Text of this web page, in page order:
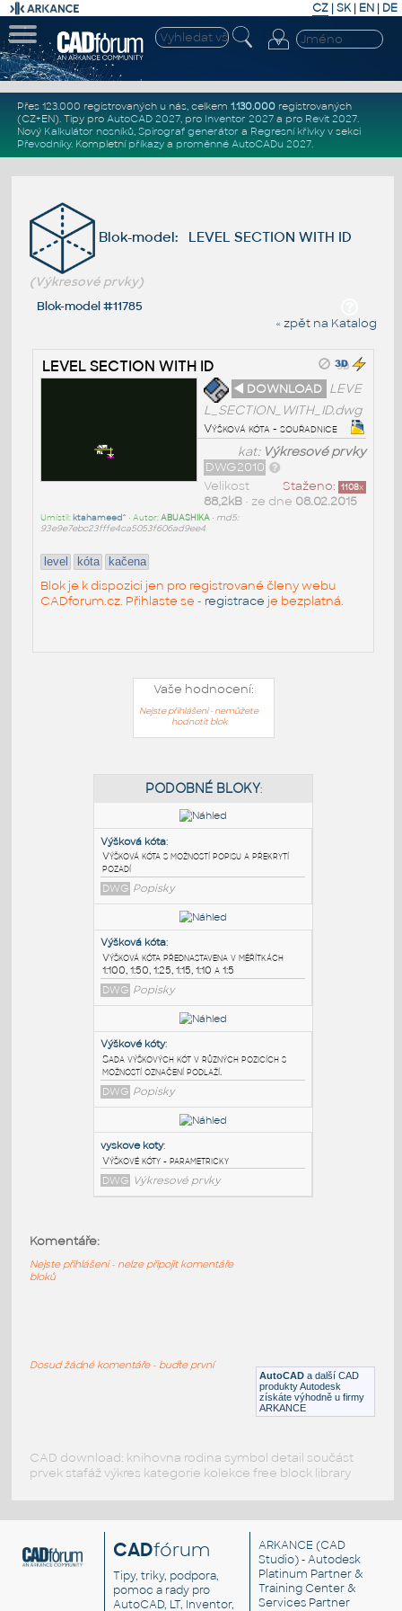
CZ | SK| EN | DE
Přes 123.000 registrovaných u nás, celkem 1.130.000registrovaných
(CZ+EN). Tipy pro AutoCAD 2027, pro Inventor 2027a pro Revit 2027.
Nový Kalkulátor nosníků, Spirograf generátor a Regresní křivkyv sekci
Převodníky. Kompletní příkazya proměnné AutoCADu 2027.
Blok-model: LEVEL SECTION WITH ID
(Výkresové prvky)
Blok-model #11785
« zpět na Katalog
LEVEL SECTION WITH ID
◄ DOWNLOAD LEVE
L_SECTION_WITH_ID.dwg
Výšková kóta - souřadnice
kat: Výkresové prvky
DWG2010
Staženo: 1108x
Velikost
88,2kB• ze dne 08.02.2015
Umístil: ktahameed^ • Autor:ABUASHIKA• md5:
93e9e7ebc23fffe4ca5053f606ad9ee4
level kóta kačena
Blok je k dispozici jen pro registrované členy webu
CADforum.cz. Přihlaste se - registrace je bezplatná.
Vaše hodnocení:
Nejste přihlášeni - nemůžete
hodnotit blok
PODOBNÉ BLOKY:
Výšková kóta
Výšková kóta s možností popisu a překrytí
DWG Popisky
Výšková kóta:
Výšková kóta přednastavena v měřítkách
1:100, 1:50, 1:25, 1:15, 1:10 a 1:5
DWG Popisky
možností označení podlaží.
Výškové kóty - parametricky
AutoCAD a další CAD
produkty Autodesk
získáte výhodně u firmy
ARKANCE
Komentáře:
Nejste přihlášeni - nelze připojit komentáře
bloků
Dosud žádné komentáře - buďte první
CAD download: knihovna rodina symbol detail součást
prvek stafáž výkres kategorie kolekce free block library
CADfórum
Tipy, triky, podpora,
pomoc a rady pro
AutoCAD, LT, Inventor,
ARKANCE (CAD
Studio) - Autodesk
Platinum Partner &
Training Center &
Services Partner